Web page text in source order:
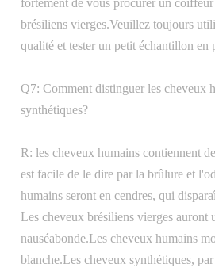
fortement de vous procurer un
brésiliens vierges.Veuillez toujours
qualité et tester un petit échantillon en
Q7: Comment distinguer les cheveux
synthétiques?
R: les cheveux humains contiennent
est facile de le dire par la brûlure et
humains seront en cendres, qui
Les cheveux brésiliens vierges auront
nauséabonde.Les cheveux humains
blanche.Les cheveux synthétiques,